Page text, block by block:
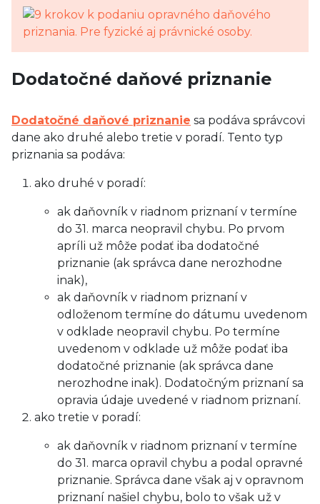
Dodatočné daňové priznanie
Dodatočné daňové priznanie sa podáva správcovi
dane ako druhé alebo tretie v poradí. Tento typ
priznania sa podáva:
ako druhé v poradí:
ak daňovník v riadnom priznaní v termíne
do 31. marca neopravil chybu. Po prvom
apríli už môže podať iba dodatočné
priznanie (ak správca dane nerozhodne
inak),
ak daňovník v riadnom priznaní v
odloženom termíne do dátumu uvedenom
v odklade neopravil chybu. Po termíne
uvedenom v odklade už môže podať iba
dodatočné priznanie (ak správca dane
nerozhodne inak). Dodatočným priznaní sa
opravia údaje uvedené v riadnom priznaní.
ako tretie v poradí:
ak daňovník v riadnom priznaní v termíne
do 31. marca opravil chybu a podal opravné
priznanie. Správca dane však aj v opravnom
priznaní našiel chybu, bolo to však už v